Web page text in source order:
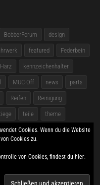
BobberForum design
featured Federbein
Harz kennzeichenhalter
MUC-Off news parts
Reifen Reinigung
teile theme
wordpress world
Cookies. Wenn du die Website
Cookies zu.
von Cookies, findest du hier: